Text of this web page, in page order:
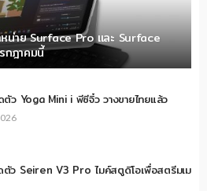
หน่าย Surface Pro และ Surface
กฎาคมนี้
ดตัว Yoga Mini i พีซีจิ๋ว วางขายไทยแล้ว
ตัว Seiren V3 Pro ไมค์สตูดิโอเพื่อสตรีมเม